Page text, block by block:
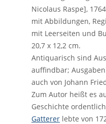
Nicolaus Raspe],
mit Abbildungen,
mit Leerseiten und
20,7 x 12,2 cm.
Antiquarisch sind
auffindbar;
auch von Johann
Zum Autor heißt es
Geschichte
Gatterer lebte von